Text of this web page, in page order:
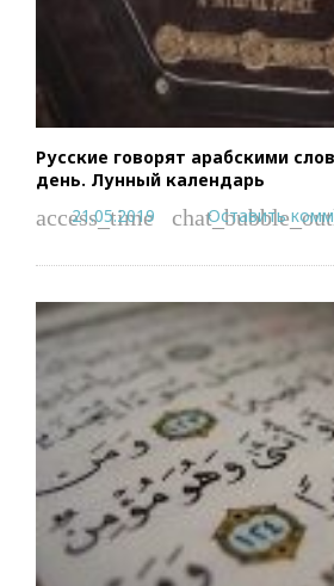
Русские говорят арабскими
день. Лунный календарь
access_time
21.05.2019 Оставить